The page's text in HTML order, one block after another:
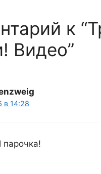
к
Видео”
в 14:28